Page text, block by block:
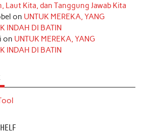
Laut Kita, dan Tanggung Jawab Kita
on UNTUK MEREKA, YANG
INDAH DI BATIN
on UNTUK MEREKA, YANG
INDAH DI BATIN